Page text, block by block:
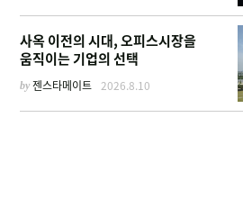
사옥 이전의 시대, 오피스시장을
움직이는 기업의 선택
by젠스타메이트 2026.8.10